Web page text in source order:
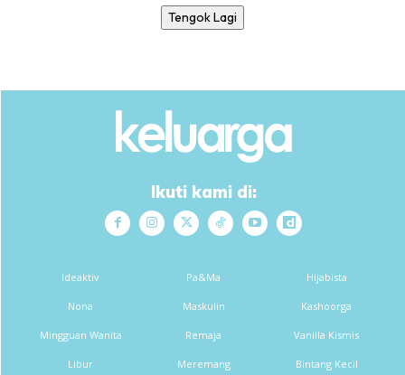
Tengok Lagi
Ikuti kami di:
Ideaktiv
Nona
Mingguan Wanita
Libur
Pa&Ma
Maskulin
Remaja
Meremang
Hijabista
Kashoorga
Vanilla Kismis
Bintang Kecil